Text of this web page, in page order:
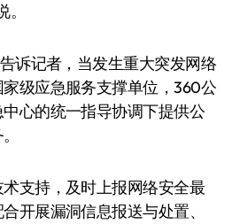
诉记者，当发生重大突发网络
级应急服务支撑单位，360公
心的统一指导协调下提供公
支持，及时上报网络安全最
开展漏洞信息报送与处置、